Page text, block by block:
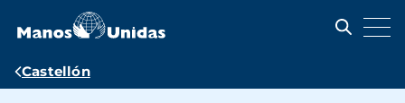
contenido
Ruta
Castellón